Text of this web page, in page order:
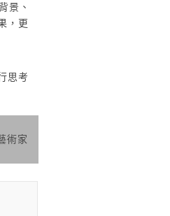
景、
，更
思考
術家